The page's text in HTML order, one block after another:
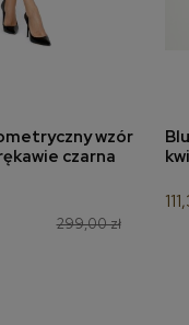
koszyka
wzór
czarna
299,00 zł